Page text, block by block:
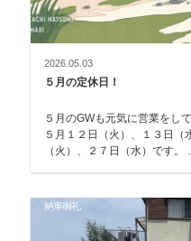
2026.05.03
５月の定休日！
５月のGWも元気に営業をしております！ ５
５月１２日（火）、１３日（
納車御礼